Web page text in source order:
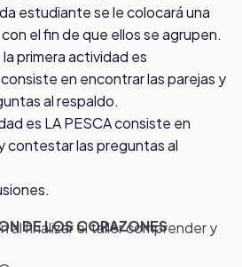
estudiante se le colocará una
el fin de que ellos se agrupen.
primera actividad es
en encontrar las parejas y
al respaldo.
es LA PESCA consiste en
contestar las preguntas al
DE LOS CORAZONES
al finalizar el taller comprender y